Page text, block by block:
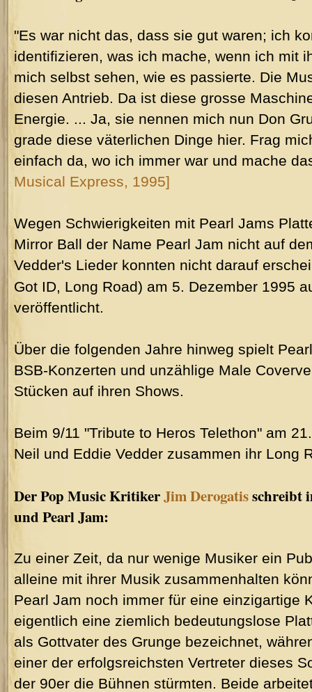
"Es war nicht das, dass sie gut waren; ich
identifizieren, was ich mache, wenn ich mit
mich selbst sehen, wie es passierte. Die
diesen Antrieb. Da ist diese grosse
Energie. ... Ja, sie nennen mich nun Don
grade diese väterlichen Dinge hier. Frag
einfach da, wo ich immer war und mache
Musical Express, 1995]
Wegen Schwierigkeiten mit Pearl Jams
Mirror Ball der Name Pearl Jam nicht auf
Vedder's Lieder konnten nicht darauf
Got ID, Long Road) am 5. Dezember 1995
veröffentlicht.
Über die folgenden Jahre hinweg spielt
BSB-Konzerten und unzählige Male
Stücken auf ihren Shows.
Beim 9/11 "Tribute to Heros Telethon" am
Neil und Eddie Vedder zusammen ihr Long
Der Pop Music KritikerJim Derogatisschreibt
und Pearl Jam:
Zu einer Zeit, da nur wenige Musiker ein
alleine mit ihrer Musik zusammenhalten
Pearl Jam noch immer für eine einzigartige
eigentlich eine ziemlich bedeutungslose
als Gottvater des Grunge bezeichnet,
einer der erfolgsreichsten Vertreter dieses
der 90er die Bühnen stürmten. Beide